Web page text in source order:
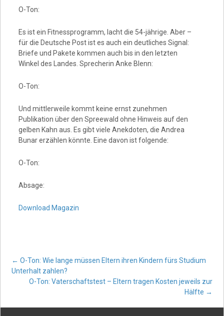
O-Ton:
Es ist ein Fitnessprogramm, lacht die 54-jährige. Aber –
für die Deutsche Post ist es auch ein deutliches Signal:
Briefe und Pakete kommen auch bis in den letzten
Winkel des Landes. Sprecherin Anke Blenn:
O-Ton:
Und mittlerweile kommt keine ernst zunehmen
Publikation über den Spreewald ohne Hinweis auf den
gelben Kahn aus. Es gibt viele Anekdoten, die Andrea
Bunar erzählen könnte. Eine davon ist folgende:
O-Ton:
Absage:
Download Magazin
Post
navigation
← O-Ton: Wie lange müssen Eltern ihren Kindern fürs Studium
Unterhalt zahlen?
O-Ton: Vaterschaftstest – Eltern tragen Kosten jeweils zur
Hälfte →